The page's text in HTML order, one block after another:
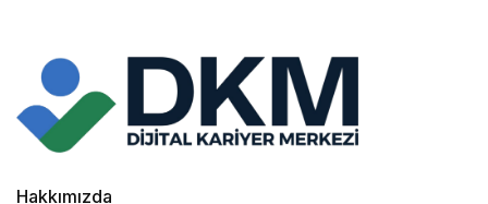
Hakkımızda